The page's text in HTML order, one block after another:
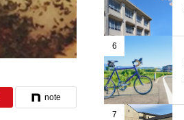
note
6
7